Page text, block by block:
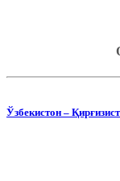
Ўзбекистон –